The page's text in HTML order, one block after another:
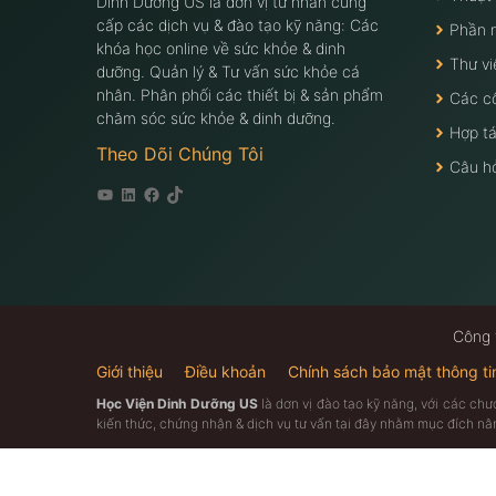
cấp các dịch vụ & đào tạo kỹ năng: Các
khóa học online về sức khỏe & dinh
dưỡng. Quản lý & Tư vấn sức khỏe cá
nhân. Phân phối các thiết bị & sản phẩm
chăm sóc sức khỏe & dinh dưỡng.
Theo Dõi Chúng Tôi
Youtube
Linkedin
Facebook
Tiktok
Phần
Thư
Các
Hợp
Câu
Công
Giới thiệu
Điều khoản Chính sách bảo mật thông
Học Viện Dinh Dưỡng USlà dơn vị đào tạo kỹ năng, với các
kiến thức, chứng nhận & dịch vụ tư vấn tại đây nhằm mục đích